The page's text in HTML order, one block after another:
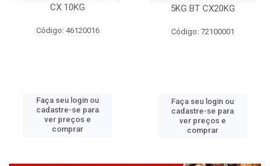
CX 10KG
Código: 46120016
Faça seu login ou
cadastre-se para
ver preços e
comprar
5KG BT CX20KG
Código: 72100001
Faça seu login ou
cadastre-se para
ver preços e
comprar